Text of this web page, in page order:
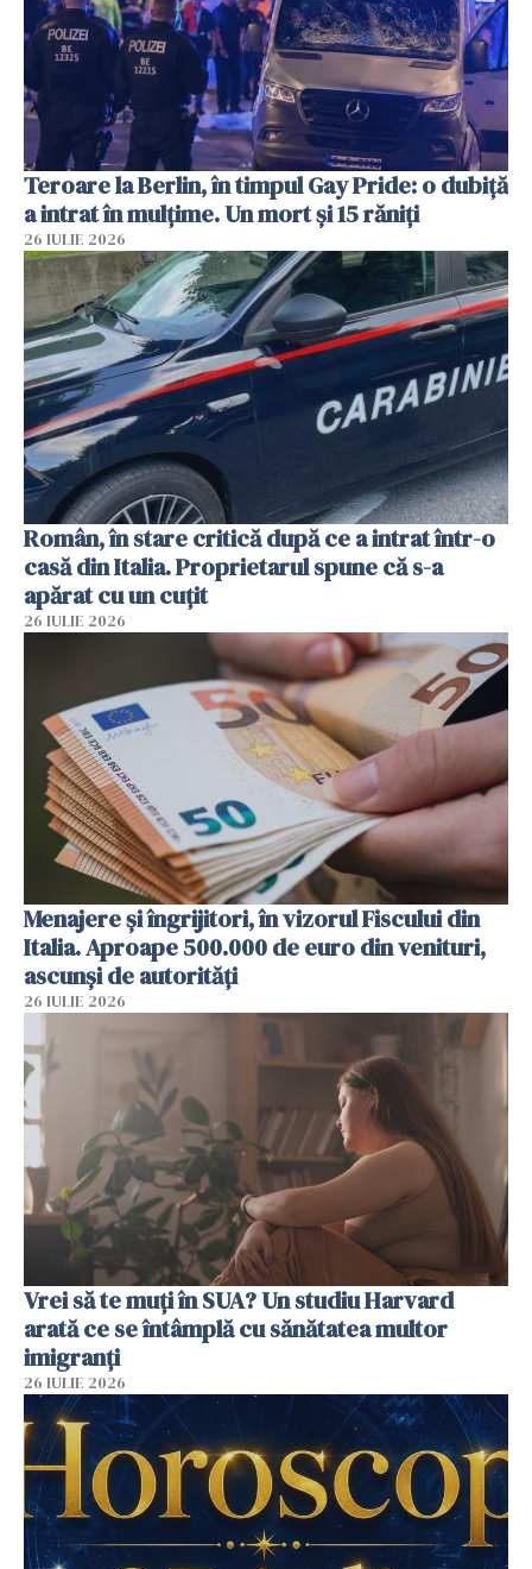
Teroare la Berlin, în timpul Gay Pride: o dubiță
a intrat în mulțime. Un mort și 15 răniți
26 IULIE 2026
Român, în stare critică după ce a intrat într-o
casă din Italia. Proprietarul spune că s-a
apărat cu un cuțit
26 IULIE 2026
Menajere și îngrijitori, în vizorul Fiscului din
Italia. Aproape 500.000 de euro din venituri,
ascunși de autorități
26 IULIE 2026
Vrei să te muți în SUA? Un studiu Harvard
arată ce se întâmplă cu sănătatea multor
imigranți
26 IULIE 2026